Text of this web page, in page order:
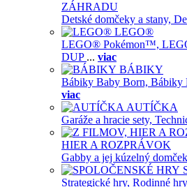
ZÁHRADU
Detské domčeky a stany,
LEGO®
LEGO® Pokémon™,
DUP ... viac
BÁBIKY
Bábiky Baby Born, Bábiky
viac
AUTÍČKA
Garáže a hracie sety,
HIER A ROZPRÁVOK
Gabby a jej kúzelný
Strategické hry, Rodinné